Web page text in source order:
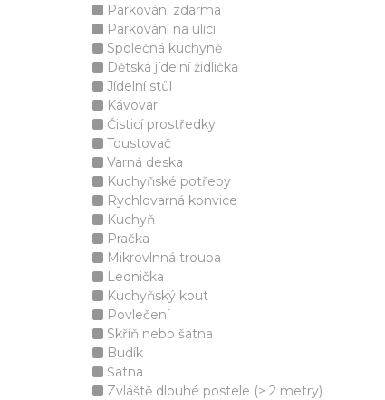
Parkování zdarma
Parkování na ulici
Společná kuchyně
Dětská jídelní židlička
Jídelní stůl
Kávovar
Čisticí prostředky
Toustovač
Varná deska
Kuchyňské potřeby
Rychlovarná konvice
Kuchyň
Pračka
Mikrovlnná trouba
Lednička
Kuchyňský kout
Povlečení
Skříň nebo šatna
Budík
Šatna
Zvláště dlouhé postele (> 2 metry)